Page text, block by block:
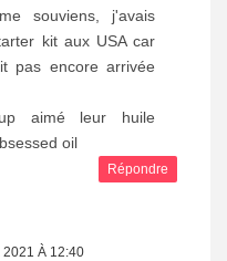
souviens, j'avais
kit aux USA car
pas encore arrivée
aimé leur huile
oil
Répondre
2021 À 12:40